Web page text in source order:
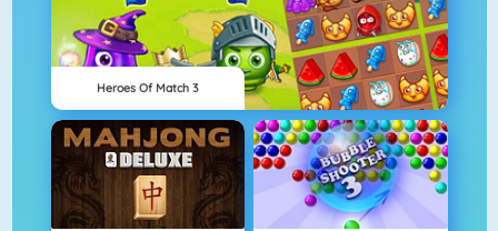
Heroes Of Match 3